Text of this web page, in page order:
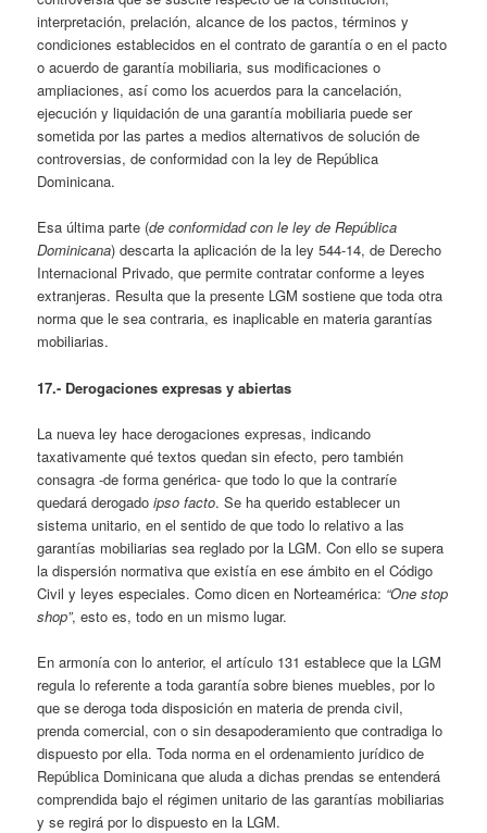
interpretación, prelación, alcance de los pactos, términos y
condiciones establecidos en el contrato de garantía o en el pacto
o acuerdo de garantía mobiliaria, sus modificaciones o
ampliaciones, así como los acuerdos para la cancelación,
ejecución y liquidación de una garantía mobiliaria puede ser
sometida por las partes a medios alternativos de solución de
controversias, de conformidad con la ley de República
Dominicana.
Esa última parte (de conformidad con le ley de República
Dominicana) descarta la aplicación de la ley 544-14, de Derecho
Internacional Privado, que permite contratar conforme a leyes
extranjeras. Resulta que la presente LGM sostiene que toda otra
norma que le sea contraria, es inaplicable en materia garantías
mobiliarias.
17.- Derogaciones expresas y abiertas
La nueva ley hace derogaciones expresas, indicando
taxativamente qué textos quedan sin efecto, pero también
consagra -de forma genérica- que todo lo que la contraríe
quedará derogadoipso facto. Se ha querido establecer un
sistema unitario, en el sentido de que todo lo relativo a las
garantías mobiliarias sea reglado por la LGM. Con ello se supera
la dispersión normativa que existía en ese ámbito en el Código
Civil y leyes especiales. Como dicen en Norteamérica: “One stop
shop”, esto es, todo en un mismo lugar.
En armonía con lo anterior, el artículo 131 establece que la LGM
regula lo referente a toda garantía sobre bienes muebles, por lo
que se deroga toda disposición en materia de prenda civil,
prenda comercial, con o sin desapoderamiento que contradiga lo
dispuesto por ella. Toda norma en el ordenamiento jurídico de
República Dominicana que aluda a dichas prendas se entenderá
comprendida bajo el régimen unitario de las garantías mobiliarias
y se regirá por lo dispuesto en la LGM.